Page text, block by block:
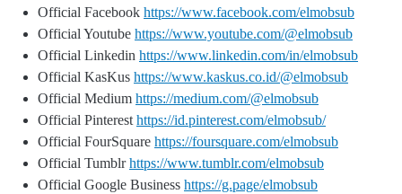
Official Facebook https://www.facebook.com/elmobsub
Official Youtube https://www.youtube.com/@elmobsub
Official Linkedin https://www.linkedin.com/in/elmobsub
Official KasKus https://www.kaskus.co.id/@elmobsub
Official Medium https://medium.com/@elmobsub
Official Pinterest https://id.pinterest.com/elmobsub/
Official FourSquare https://foursquare.com/elmobsub
Official Tumblrhttps://www.tumblr.com/elmobsub
Official Google Business https://g.page/elmobsub